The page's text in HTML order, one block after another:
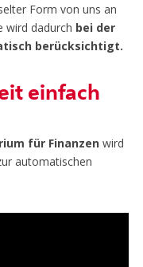
Form von uns an
wird dadurch bei der
berücksichtigt.
einfach
für Finanzenwird
automatischen